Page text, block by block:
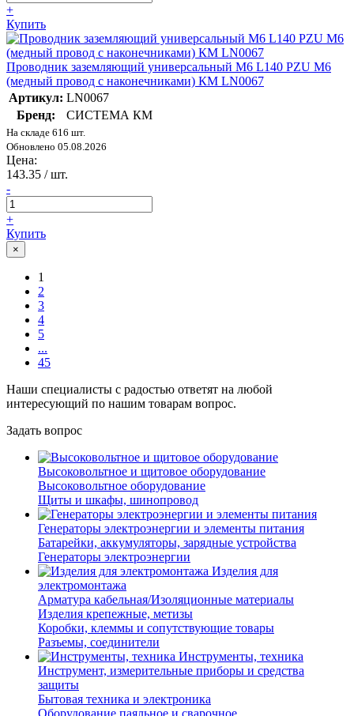
+
Купить
Проводник заземляющий универсальный M6 L140 PZU M6
(медный провод с наконечниками) КМ LN0067
Артикул: LN0067
Бренд:
СИСТЕМА КМ
На складе 616 шт.
Обновлено 05.08.2026
Цена:
143.35 / шт.
-
+
Купить
×
1
2
3
4
5
...
45
Наши специалисты с радостью ответят на любой
интересующий по нашим товарам вопрос.
Задать вопрос
Высоковольтное и щитовое оборудование
Высоковольтное оборудование
Щиты и шкафы, шинопровод
Генераторы электроэнергии и элементы питания
Батарейки, аккумуляторы, зарядные устройства
Генераторы электроэнергии
Изделия для
электромонтажа
Арматура кабельная/Изоляционные материалы
Изделия крепежные, метизы
Коробки, клеммы и сопутствующие товары
Разъемы, соединители
Инструменты, техника
Инструмент, измерительные приборы и средства
защиты
Бытовая техника и электроника
Оборудование паяльное и сварочное